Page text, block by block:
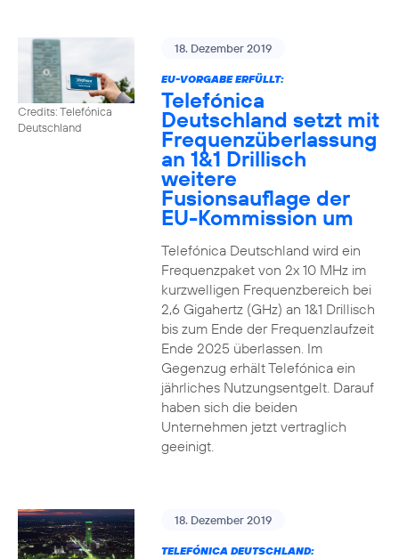
Credits: Telefónica
Deutschland
18. Dezember 2019
EU-VORGABE ERFÜLLT:
Telefónica
Deutschland setzt mit
Frequenzüberlassung
an 1&1 Drillisch
weitere
Fusionsauflage der
EU-Kommission um
Telefónica Deutschland wird ein
Frequenzpaket von 2x 10 MHz im
kurzwelligen Frequenzbereich bei
2,6 Gigahertz (GHz) an 1&1 Drillisch
bis zum Ende der Frequenzlaufzeit
Ende 2025 überlassen. Im
Gegenzug erhält Telefónica ein
jährliches Nutzungsentgelt. Darauf
haben sich die beiden
Unternehmen jetzt vertraglich
geeinigt.
18. Dezember 2019
TELEFÓNICA DEUTSCHLAND: